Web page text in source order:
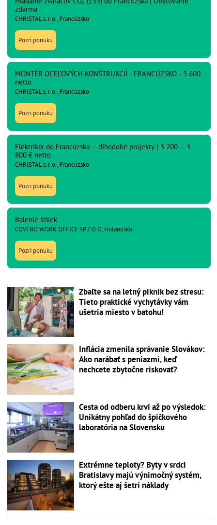
zdarma
CHRISTAL s. r. o., Francúzsko
Pozri ponuku
MONTÉR OCEĽOVÝCH KONŠTRUKCIÍ - FRANCÚZSKO - 3 600
netto
CHRISTAL s. r. o., Francúzsko
Pozri ponuku
Elektrikár do Francúzska – dlhodobé projekty | 3 200 – 3
800 € netto
CHRISTAL s. r. o., Francúzsko
Pozri ponuku
Balenie šišiek
COVEBO WORK OFFICE SP Z O O, Holandsko
Pozri ponuku
Zbaľte sa na letný piknik bez stresu:
Tieto praktické vychytávky vám
ušetria miesto v batohu!
Inflácia zmenila správanie Slovákov:
Ako narábať s peniazmi, keď
nechcete zbytočne riskovať?
Cesta od odberu krvi až po výsledok:
Unikátny pohľad do špičkového
laboratória na Slovensku
Extrémne teploty? Byty v srdci
Bratislavy majú výnimočný systém,
ktorý ešte aj šetrí náklady